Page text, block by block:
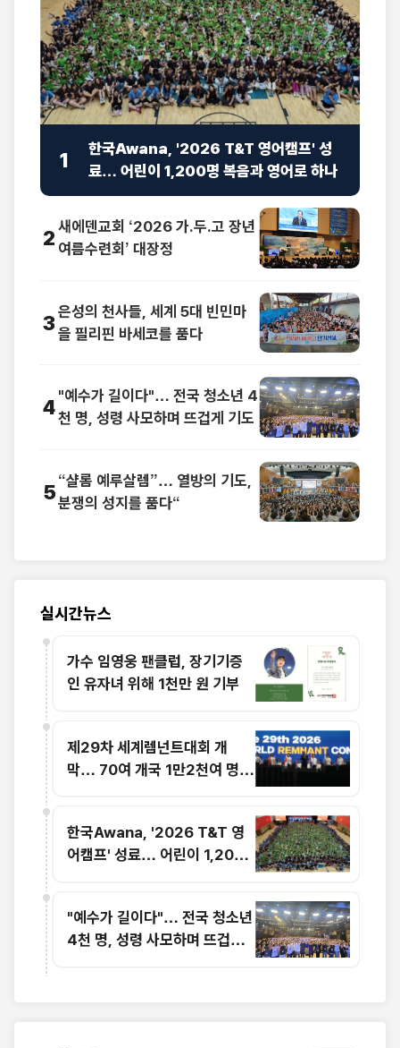
1
한국Awana, '2026 T&T 영어캠프' 성
료… 어린이 1,200명 복음과 영어로 하나
2 새에덴교회 ‘2026 가.두.고 장년
여름수련회’ 대장정
3 은성의 천사들, 세계 5대 빈민마
을 필리핀 바세코를 품다
4 "예수가 길이다"… 전국 청소년 4
천 명, 성령 사모하며 뜨겁게 기도
5 “샬롬 예루살렘”… 열방의 기도,
분쟁의 성지를 품다“
실시간뉴스
가수 임영웅 팬클럽, 장기기증
인 유자녀 위해 1천만 원 기부
제29차 세계렘넌트대회 개
막… 70여 개국 1만2천여 명
한국Awana, '2026 T&T 영
어캠프' 성료… 어린이 1,200
"예수가 길이다"… 전국 청소년
4천 명, 성령 사모하며 뜨겁게